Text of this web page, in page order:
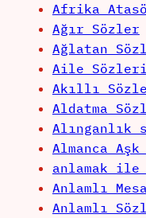
Afrika
Ağır Sözler
Ağlatan
Aile Sözleri
Akıllı
Aldatma
Alınganlık
Almanca
anlamak
Anlamlı
Anlamlı